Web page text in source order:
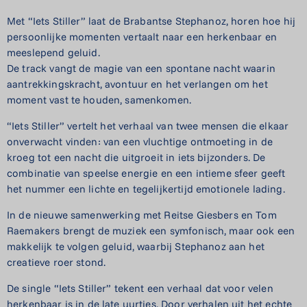
Met “Iets Stiller” laat de Brabantse Stephanoz, horen hoe hij
persoonlijke momenten vertaalt naar een herkenbaar en
meeslepend geluid.
De track vangt de magie van een spontane nacht waarin
aantrekkingskracht, avontuur en het verlangen om het
moment vast te houden, samenkomen.
“Iets Stiller” vertelt het verhaal van twee mensen die elkaar
onverwacht vinden: van een vluchtige ontmoeting in de
kroeg tot een nacht die uitgroeit in iets bijzonders. De
combinatie van speelse energie en een intieme sfeer geeft
het nummer een lichte en tegelijkertijd emotionele lading.
In de nieuwe samenwerking met Reitse Giesbers en Tom
Raemakers brengt de muziek een symfonisch, maar ook een
makkelijk te volgen geluid, waarbij Stephanoz aan het
creatieve roer stond.
De single “Iets Stiller” tekent een verhaal dat voor velen
herkenbaar is in de late uurtjes. Door verhalen uit het echte